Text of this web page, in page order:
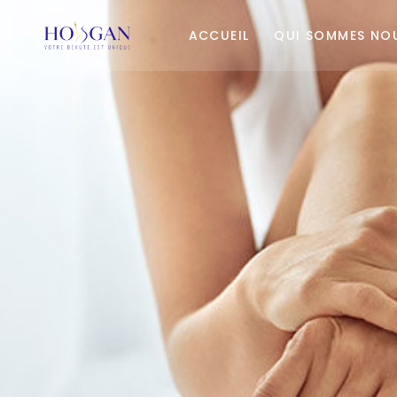
ACCUEIL QUI SOMMES